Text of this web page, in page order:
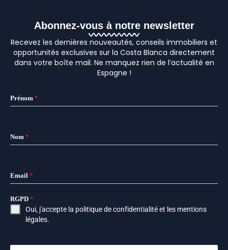
Abonnez-vous à notre newsletter
Recevez les dernières nouveautés, conseils immobiliers et
opportunités exclusives sur la Costa Blanca directement
dans votre boîte mail. Ne manquez rien de l’actualité en
Espagne !
Prénom *
Nom *
Email *
RGPD *
Oui, j'accepte la politique de confidentialitéet les mentions
légales.